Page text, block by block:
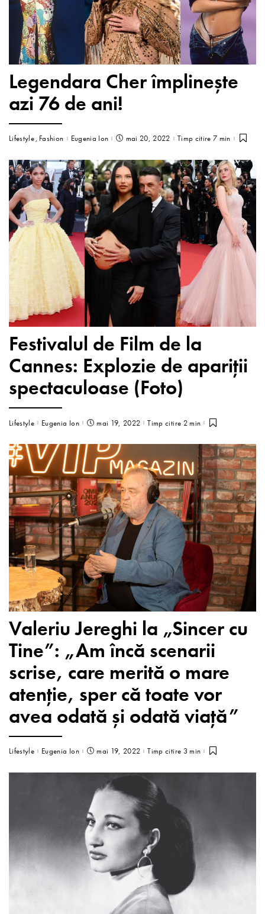
Legendara Cher împlinește
azi 76 de ani!
Lifestyle Fashion Eugenia Ion mai 20, 2022 Timp citire 7 min
Festivalul de Film de la
Cannes: Explozie de apariții
spectaculoase (Foto)
Lifestyle Eugenia Ion mai 19, 2022 Timp citire 2 min
Valeriu Jereghi la „Sincer cu
Tine”: „Am încă scenarii
scrise, care merită o mare
atenţie, sper că toate vor
avea odată și odată viaţă”
Lifestyle Eugenia Ion mai 19, 2022 Timp citire 3 min